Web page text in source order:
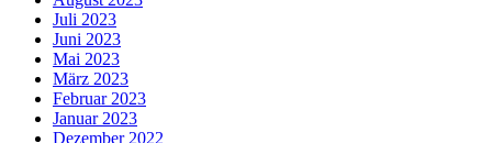
Juli 2023
Juni 2023
Mai 2023
März 2023
Februar 2023
Januar 2023
Dezember 2022